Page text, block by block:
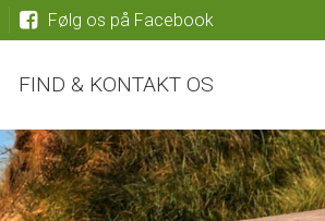
Følg os på Facebook
FIND & KONTAKT OS